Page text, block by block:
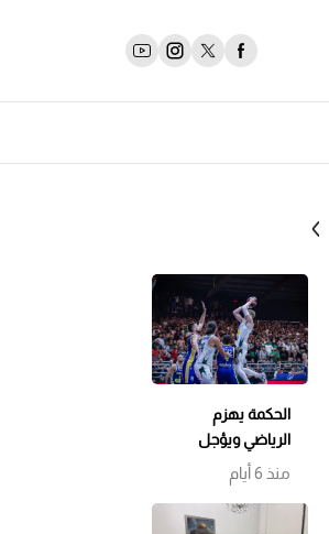
الحكمة يهزم
الرياضي ويؤجل
حسم اللقب إلى
مباراة سابعة
منذ 6 أيام